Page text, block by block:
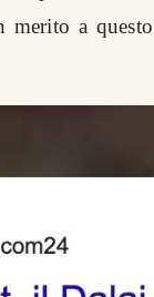
merito a questo